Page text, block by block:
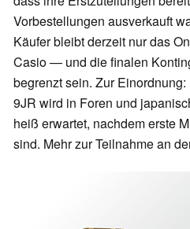
Vorbestellungen ausverkauft
Käufer bleibt derzeit nur das
Casio — und die finalen
begrenzt sein. Zur
9JR wird in Foren und
heiß erwartet, nachdem erste
sind. Mehr zur Teilnahme an